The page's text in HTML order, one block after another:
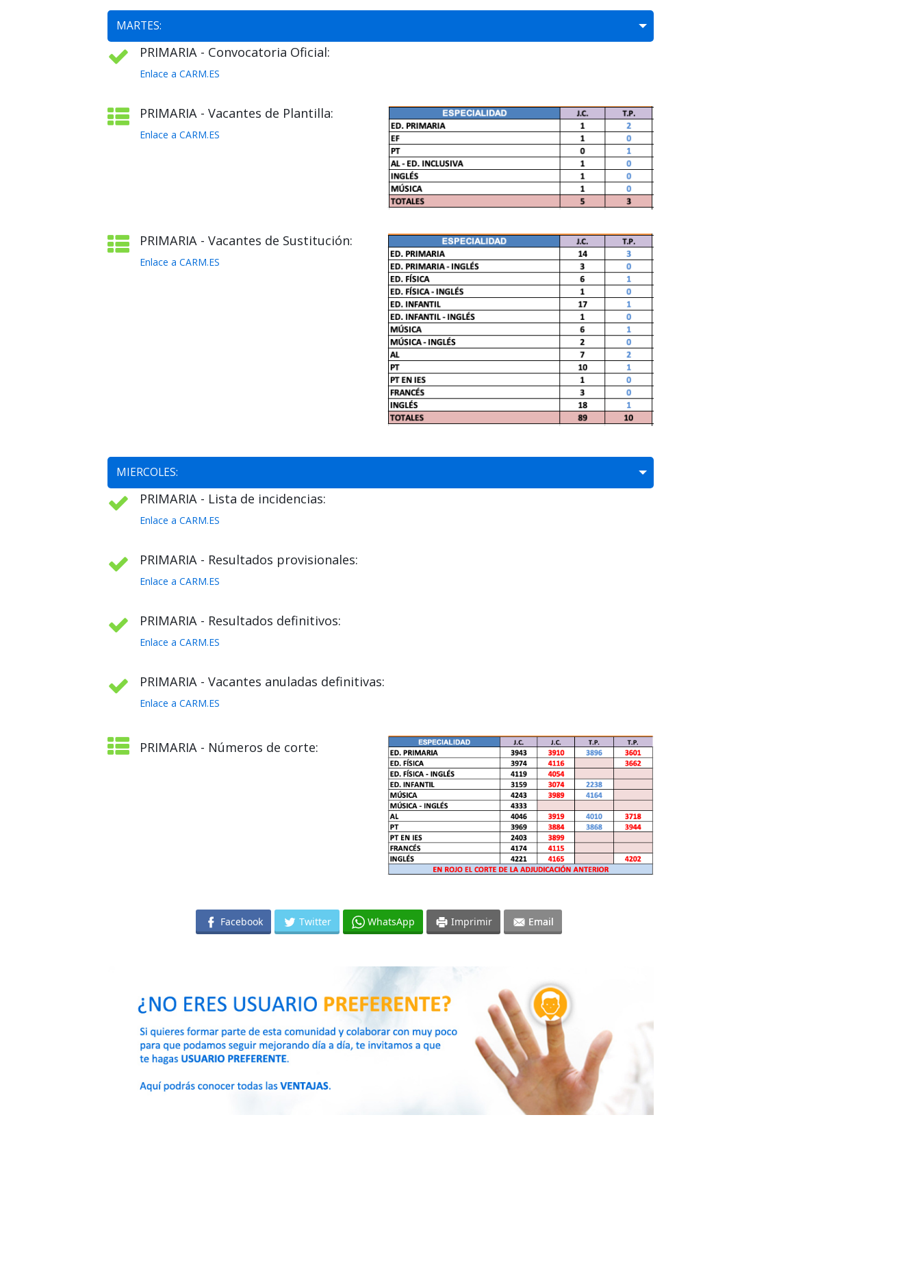
MARTES:
PRIMARIA - Convocatoria Oficial:
Enlace a CARM.ES
PRIMARIA - Vacantes de Plantilla:
Enlace a CARM.ES
PRIMARIA - Vacantes de Sustitución:
Enlace a CARM.ES
MIERCOLES:
PRIMARIA - Lista de incidencias:
Enlace a CARM.ES
PRIMARIA - Resultados provisionales:
Enlace a CARM.ES
PRIMARIA - Resultados definitivos:
Enlace a CARM.ES
PRIMARIA - Vacantes anuladas definitivas:
Enlace a CARM.ES
PRIMARIA - Números de corte:
Facebook Twitter WhatsApp Imprimir Email